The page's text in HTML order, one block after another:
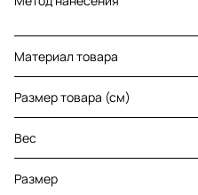
Материал товара
Размер товара (см)
Вес
Размер